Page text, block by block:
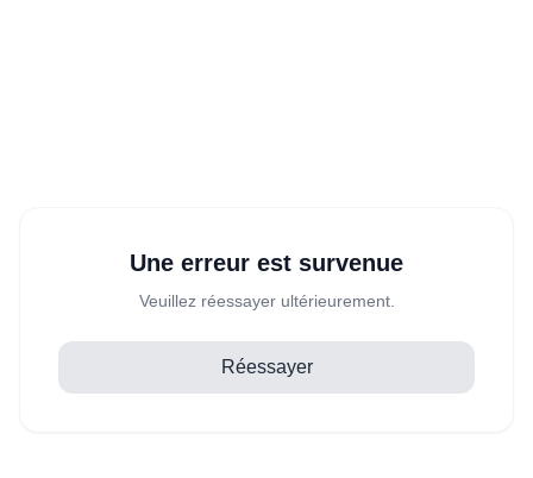
Une erreur est survenue
Veuillez réessayer ultérieurement.
Réessayer